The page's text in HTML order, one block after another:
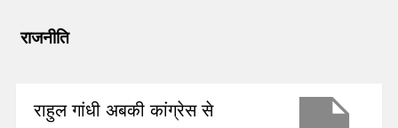
राजनीति
राहुल गांधी अबकी कांग्रेस से